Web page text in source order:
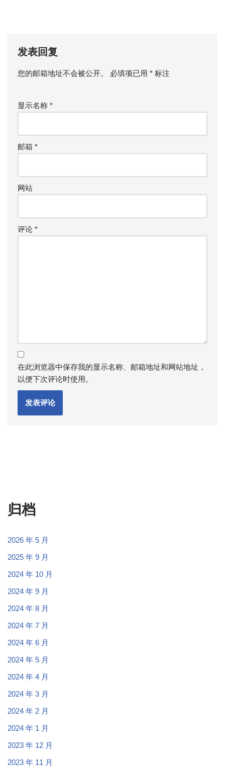
发表回复
您的邮箱地址不会被公开。 必填项已用 * 标注
显示名称 *
邮箱 *
网站
评论 *
在此浏览器中保存我的显示名称、邮箱地址和网站地址，
以便下次评论时使用。
归档
2026 年 5 月
2025 年 9 月
2024 年 10 月
2024 年 9 月
2024 年 8 月
2024 年 7 月
2024 年 6 月
2024 年 5 月
2024 年 4 月
2024 年 3 月
2024 年 2 月
2024 年 1 月
2023 年 12 月
2023 年 11 月